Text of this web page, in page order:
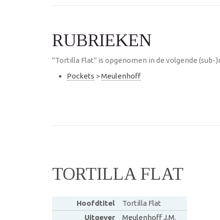
RUBRIEKEN
"Tortilla Flat" is opgenomen in de volgende (sub-
Pockets >Meulenhoff
TORTILLA FLAT
Hoofdtitel
Tortilla Flat
Uitgever
Meulenhoff J.M.